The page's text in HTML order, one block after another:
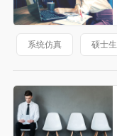
系统仿真 硕士生